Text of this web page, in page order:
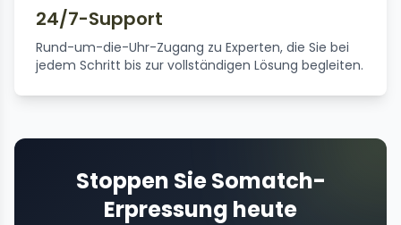
24/7-Support
Rund-um-die-Uhr-Zugang zu Experten, die Sie bei
jedem Schritt bis zur vollständigen Lösung begleiten.
Stoppen Sie Somatch-
Erpressung heute